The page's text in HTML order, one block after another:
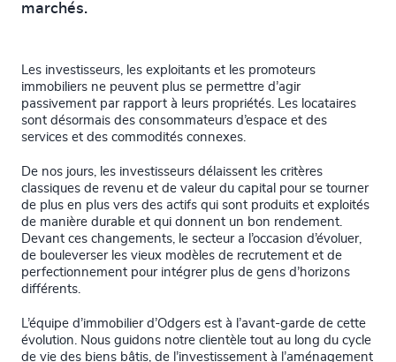
marchés.
Les investisseurs, les exploitants et les promoteurs
immobiliers ne peuvent plus se permettre d’agir
passivement par rapport à leurs propriétés. Les locataires
sont désormais des consommateurs d’espace et des
services et des commodités connexes.
De nos jours, les investisseurs délaissent les critères
classiques de revenu et de valeur du capital pour se tourner
de plus en plus vers des actifs qui sont produits et exploités
de manière durable et qui donnent un bon rendement.
Devant ces changements, le secteur a l’occasion d’évoluer,
de bouleverser les vieux modèles de recrutement et de
perfectionnement pour intégrer plus de gens d’horizons
différents.
L’équipe d’immobilier d’Odgers est à l’avant-garde de cette
évolution. Nous guidons notre clientèle tout au long du cycle
de vie des biens bâtis, de l’investissement à l’aménagement